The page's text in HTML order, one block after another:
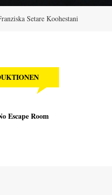
Setare Koohestani
Escape Room